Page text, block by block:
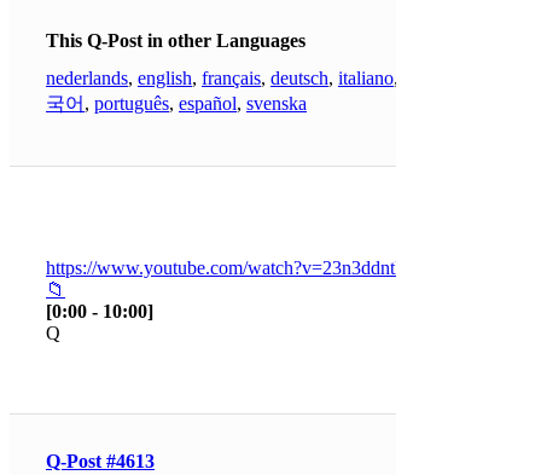
This Q-Post in other Languages
nederlands, english, français, deutsch, italiano,
국어 , português, español, svenska
https://www.youtube.com/watch?v=23n3ddntElo
📁
[0:00 - 10:00]
Q
Q-Post #4613